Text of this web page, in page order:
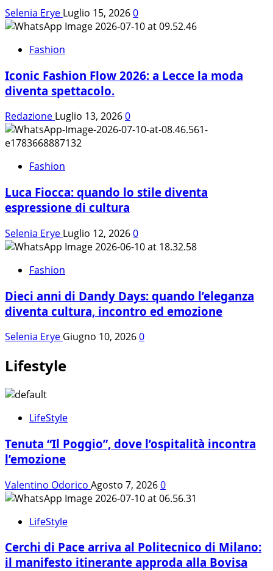
Selenia Erye Luglio 15, 20260
Fashion
Iconic Fashion Flow 2026: a Lecce la moda
diventa spettacolo.
Redazione Luglio 13, 20260
Fashion
Luca Fiocca: quando lo stile diventa
espressione di cultura
Selenia Erye Luglio 12, 20260
Fashion
Dieci anni di Dandy Days: quando l’eleganza
diventa cultura, incontro ed emozione
Selenia Erye Giugno 10, 20260
Lifestyle
LifeStyle
Tenuta “Il Poggio”, dove l’ospitalità incontra
l’emozione
Valentino Odorico Agosto 7, 20260
LifeStyle
Cerchi di Pace arriva al Politecnico di Milano:
il manifesto itinerante approda alla Bovisa